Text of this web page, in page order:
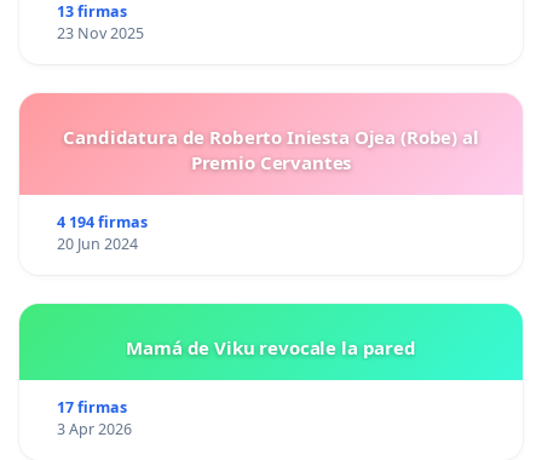
13 firmas
23 Nov 2025
Candidatura de Roberto Iniesta Ojea (Robe) al
Premio Cervantes
4 194 firmas
20 Jun 2024
Mamá de Viku revocale la pared
17 firmas
3 Apr 2026